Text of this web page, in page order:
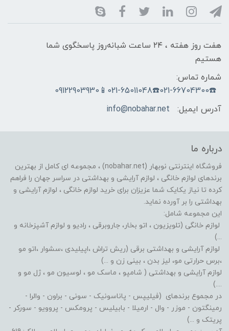
هفت روز هفته ، ۲۴ ساعت شبانه‌روز پاسخگوی شما
هستیم
شماره تماس:
☎️021-66704300☎️021-65011048📱09122903930
آدرس ایمیل:
info@nobahar.net
درباره ما
فروشگاه اینترنتی نوبهار (nobahar.net) ، مجموعه ای کامل از بهترین
برندهای لوازم خانگی ، لوازم آرایشی و بهداشتی در سراسر جهان را فراهم
کرده تا نیاز یکایک شما عزیزان برای خرید لوازم خانگی ، لوازم آرایشی و
بهداشتی را بر آورده نماید.
این مجموعه شامل:
لوازم خانگی (تلویزیون ، اتو بخار، جاروبرقی ، رادیو و لوازم آشپزخانه و
...)
لوازم آرایشی و بهداشتی برقی (ریش تراش ،اپیلیدی ،سشوار ،اتو مو
،برس حرارتی مو، لیز بدن ، بینی زن و ...)
لوازم آرایشی و بهداشتی ( شامپو ، ماسک مو ، لوسیون مو ، ژل مو و
....)
در مجموع برندهای (فیلیپس - پاناسونیک - سونی - براون - والرا -
رمینگتون - موزر - وال - ارمیلا - بابیلیس - پرومکس - پروویو - سورکر -
پریتک و ...)